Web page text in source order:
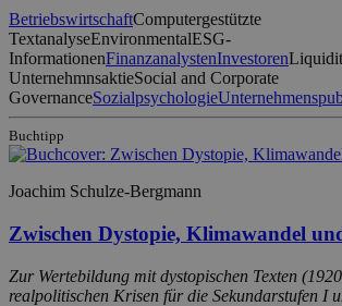
BetriebswirtschaftComputergestützte
TextanalyseEnvironmentalESG-
InformationenFinanzanalystenInvestoren
UnternehmnsaktieSocial and Corporate
GovernanceSozialpsychologie
Buchtipp
Joachim Schulze-Bergmann
Zwischen Dystopie, Klimawandel
Zur Wertebildung mit dystopischen Texten
realpolitischen Krisen für die Sekundarstufen I